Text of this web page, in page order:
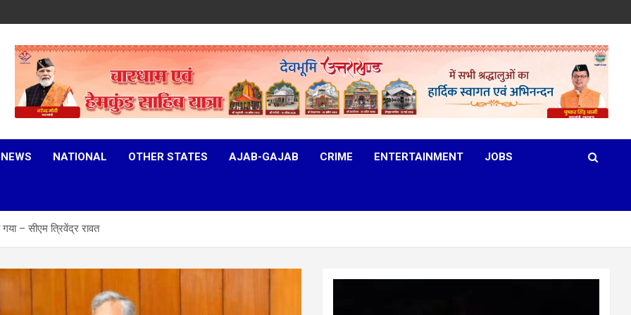
NATIONAL OTHER STATES AJAB-GAJAB CRIME ENTERTAINMENT JOBS
– सीएम त्रिवेंद्र रावत